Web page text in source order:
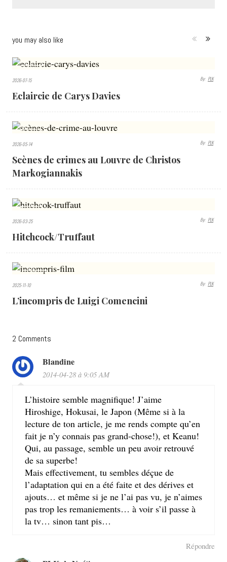
you may also like
VIEWS
2026-07-15 By: PLK
Eclaircie de Carys Davies
VIEWS
2026-05-14 By: PLK
Scènes de crimes au Louvre de Christos
Markogiannakis
VIEWS
2026-03-25 By: PLK
Hitchcock/Truffaut
4234
VIEWS
2025-11-10 By: PLK
L’incompris de Luigi Comencini
2 Comments
Blandine
2014-04-28 à 9:05 AM
L’histoire semble magnifique! J’aime
Hiroshige, Hokusai, le Japon (Même si à la
lecture de ton article, je me rends compte qu’en
fait je n’y connais pas grand-chose!), et Keanu!
Qui, au passage, semble un peu avoir retrouvé
de sa superbe!
Mais effectivement, tu sembles déçue de
l’adaptation qui en a été faite et des dérives et
ajouts… et même si je ne l’ai pas vu, je n’aimes
pas trop les remaniements… à voir s’il passe à
la tv… sinon tant pis…
Répondre